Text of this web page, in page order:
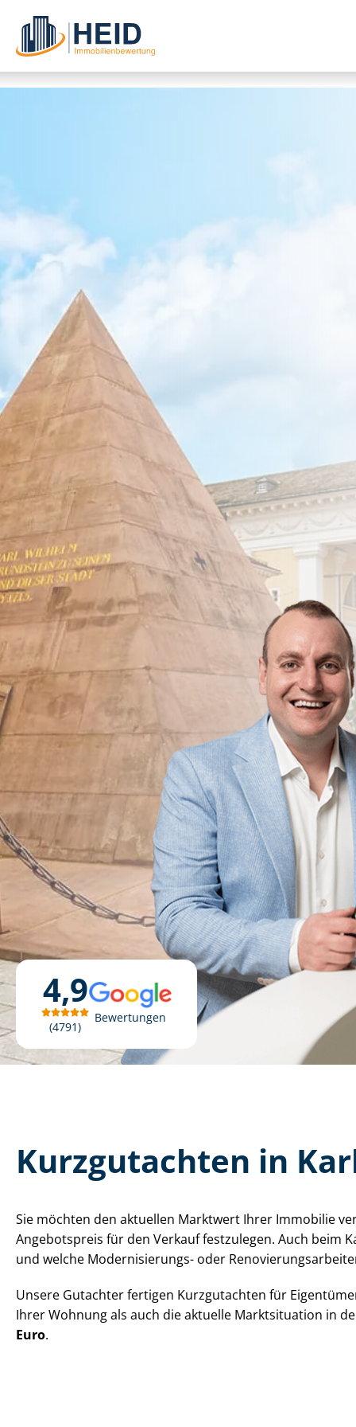
4,9
4791
Bewertungen
Kurzgutachten in
Sie möchten den aktuellen Marktwert Ihrer Immobilie
Angebotspreis für den Verkauf festzulegen. Auch beim
und welche Modernisierungs- oder
Unsere Gutachter fertigen Kurzgutachten für
Ihrer Wohnung als auch die aktuelle Marktsituation in
Euro.